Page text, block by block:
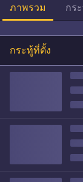
ภาพรวม กร
กระทู้ที่ตั้ง